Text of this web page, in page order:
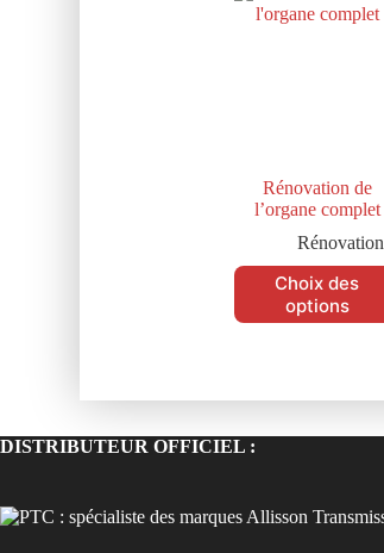
Rénovation de
l’organe complet
Rénovation
Choix des
options
DISTRIBUTEUR OFFICIEL :